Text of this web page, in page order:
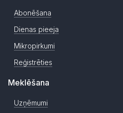
Abonēšana
Dienas pieeja
Mikropirkumi
Reģistrēties
Meklēšana
Uzņēmumi